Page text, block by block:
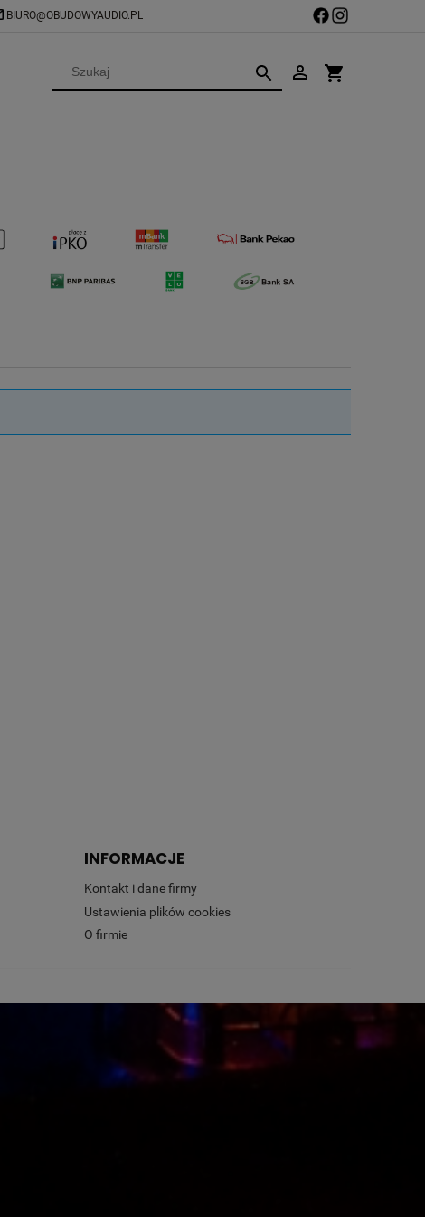
BIURO@OBUDOWYAUDIO.PL
INFORMACJE
Kontakt i dane firmy
Ustawienia plików cookies
O firmie